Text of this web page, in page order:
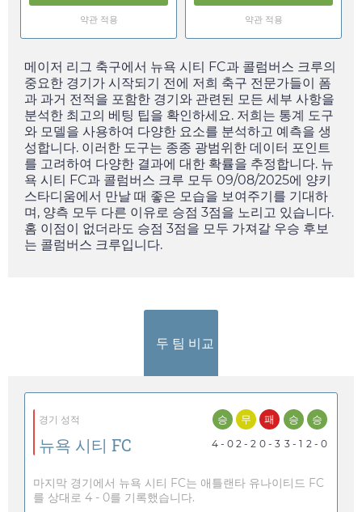
약관 적용 약관 적용
메이저 리그 축구에서 뉴욕 시티 FC과 콜럼버스 크루의
중요한 경기가 시작되기 전에 저희 축구 전문가들이 폼
과 과거 전적을 포함한 경기와 관련된 모든 세부 사항을
분석한 최고의 베팅 팁을 확인하세요. 저희는 통계 도구
와 모델을 사용하여 다양한 요소를 분석하고 예측을 생
성합니다. 이러한 도구는 종종 광범위한 데이터 포인트
를 고려하여 다양한 결과에 대한 확률을 추정합니다. 뉴
욕 시티 FC과 콜럼버스 크루 모두 09/08/2025에 양키
스타디움에서 만날 때 좋은 모습을 보여주기를 기대하
며, 양측 모두 다른 이유로 승점 3점을 노리고 있습니다.
홈 이점이 없더라도 승점 3점을 모두 가져갈 우승 후보
는 콜럼버스 크루입니다.
두 팀 비교
경기 성적
뉴욕 시티 FC
승
4 - 0
무
2 - 2
패
0 - 3
승
3 - 1
승
2 - 0
마지막 경기에서 뉴욕 시티 FC는 애틀랜타 유나이티드 FC
를 상대로 4 - 0를 기록했습니다.